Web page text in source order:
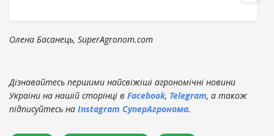
Олена Басанець, SuperAgronom.com
Дізнавайтесь першими найсвіжіші агрономічні новини
України на нашій сторінці в Facebook, Telegram, а також
підписуйтесь на Instagram СуперАгронома.